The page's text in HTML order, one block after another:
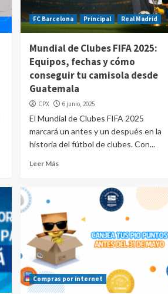
FC Barcelona Principal Real Madrid
Mundial de Clubes FIFA 2025:
Equipos, fechas y cómo
conseguir tu camisola desde
Guatemala
CPX 6 junio, 2025
El Mundial de Clubes FIFA 2025
marcará un antes y un después en la
historia del fútbol de clubes. Con...
Leer Más
Compras por internet